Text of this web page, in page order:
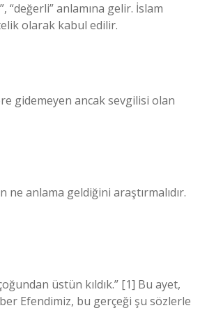
“değerli” anlamına gelir. İslam
olarak kabul edilir.
gidemeyen ancak sevgilisi olan
anlama geldiğini araştırmalıdır.
üstün kıldık.” [1] Bu ayet,
Efendimiz, bu gerçeği şu sözlerle